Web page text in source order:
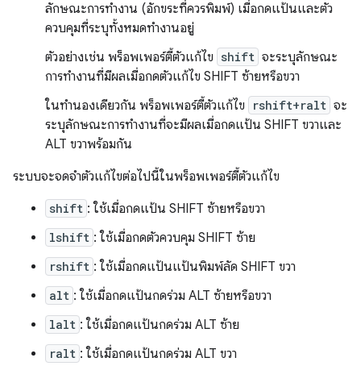
ลักษณะการทำงาน (อักขระที่ควรพิมพ์) เมื่อกดแป้นและตัว
ควบคุมที่ระบุทั้งหมดทำงานอยู่
ตัวอย่างเช่น พร็อพเพอร์ตี้ตัวแก้ไข shift จะระบุลักษณะ
การทำงานที่มีผลเมื่อกดตัวแก้ไข SHIFT ซ้ายหรือขวา
ในทำนองเดียวกัน พร็อพเพอร์ตี้ตัวแก้ไข
rshift+ralt จะ
ระบุลักษณะการทำงานที่จะมีผลเมื่อกดแป้น SHIFT ขวาและ
ALT ขวาพร้อมกัน
ระบบจะจดจำตัวแก้ไขต่อไปนี้ในพร็อพเพอร์ตี้ตัวแก้ไข
shift : ใช้เมื่อกดแป้น SHIFT ซ้ายหรือขวา
lshift : ใช้เมื่อกดตัวควบคุม SHIFT ซ้าย
rshift : ใช้เมื่อกดแป้นแป้นพิมพ์ลัด SHIFT ขวา
alt : ใช้เมื่อกดแป้นกดร่วม ALT ซ้ายหรือขวา
lalt : ใช้เมื่อกดแป้นกดร่วม ALT ซ้าย
ralt : ใช้เมื่อกดแป้นกดร่วม ALT ขวา